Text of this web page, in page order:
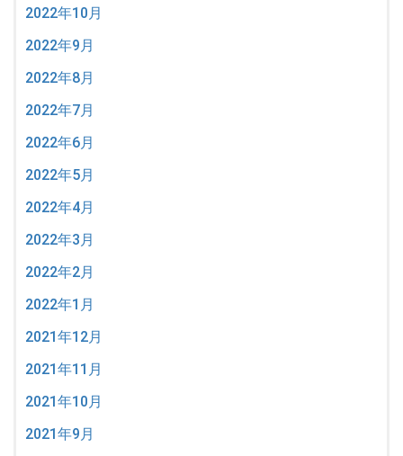
2022年10月
2022年9月
2022年8月
2022年7月
2022年6月
2022年5月
2022年4月
2022年3月
2022年2月
2022年1月
2021年12月
2021年11月
2021年10月
2021年9月